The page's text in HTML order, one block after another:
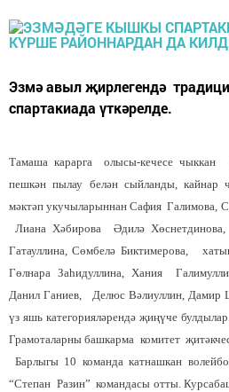
Эзмә авыл җирлегендә
спартакиада үткәрелде.
Тамаша карарга олысы-кечесе
пешкән пылау белән сыйланды, кайнар
мәктәп укучыларыннан Сафия Галимова,
Лиана Хәбирова Әдилә
Гатауллина, Сөмбелә Биктимерова,
Гөлнара Заһидуллина, Хания
Данил Ганиев, Делюс Вәлиуллин, Дамир
үз яшь категорияләрендә җиңүче
Грамоталарны башкарма комитет
Барлыгы 10 команда катнашкан
“Степан Разин” командасы отты.